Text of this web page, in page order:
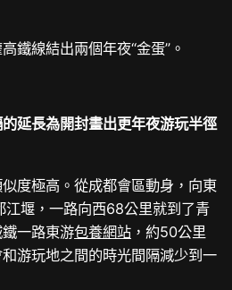
鐵線結出兩個年夜“金蛋”。
的延長為開封畫出更年夜游玩半徑
度極高。從成都會區動身，向東
堰，一路向西68公里就到了青
一路東游包養網站 ，約50公里
游玩地之間的時光間隔減少到一